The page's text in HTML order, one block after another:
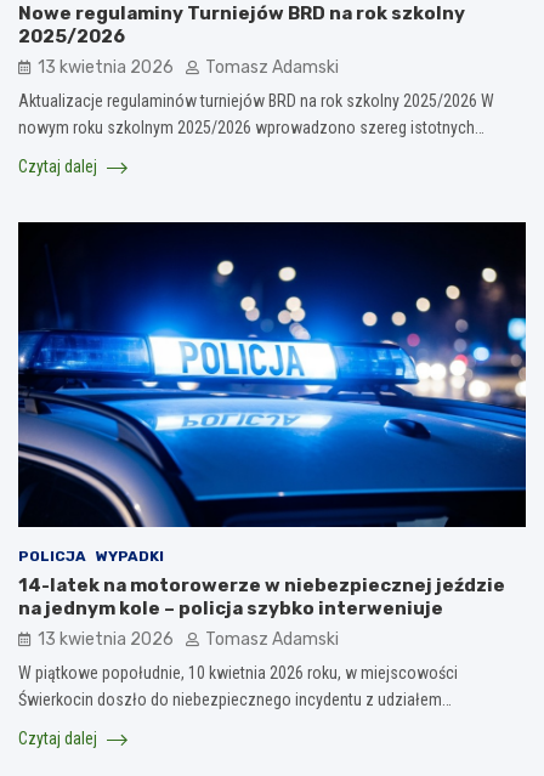
Nowe regulaminy Turniejów BRD na rok szkolny
2025/2026
13 kwietnia 2026 Tomasz Adamski
Aktualizacje regulaminów turniejów BRD na rok szkolny 2025/2026 W
nowym roku szkolnym 2025/2026 wprowadzono szereg istotnych…
Czytaj dalej
POLICJA WYPADKI
14-latek na motorowerze w niebezpiecznej jeździe
na jednym kole – policja szybko interweniuje
13 kwietnia 2026 Tomasz Adamski
W piątkowe popołudnie, 10 kwietnia 2026 roku, w miejscowości
Świerkocin doszło do niebezpiecznego incydentu z udziałem…
Czytaj dalej